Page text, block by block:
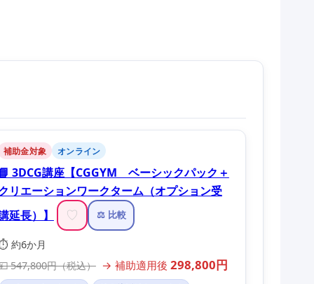
補助金対象 オンライン
📘 3DCG講座【CGGYM ベーシックパック＋
リエーションワークターム（オプション受
延長）】
♡ ⚖️ 比較
約6か月
547,800円（税込） → 補助適用後 298,800円